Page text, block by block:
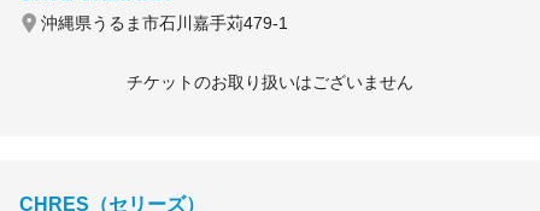
沖縄県うるま市石川嘉手苅479-1
チケットのお取り扱いはございません
CHRES（セリーズ）